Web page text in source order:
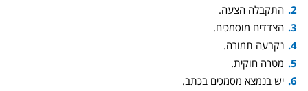
התקבלה הצעה.
הצדדים מוסמכים.
נקבעה תמורה.
מטרה חוקית.
יש בנמצא מסמכים בכתב.